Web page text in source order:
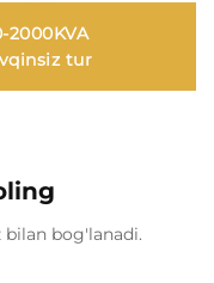
2000KVA
tur
bog'lanadi.